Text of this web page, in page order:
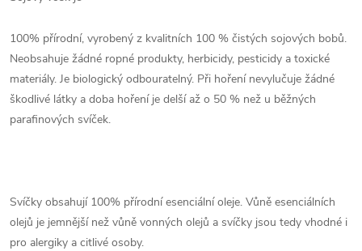
100% přírodní, vyrobený z kvalitních 100 % čistých sojových bobů.
Neobsahuje žádné ropné produkty, herbicidy, pesticidy a toxické
materiály. Je biologický odbouratelný. Při hoření nevylučuje žádné
škodlivé látky a doba hoření je delší až o 50 % než u běžných
parafinových svíček.
Svíčky obsahují 100% přírodní esenciální oleje. Vůně esenciálních
olejů je jemnější než vůně vonných olejů a svíčky jsou tedy vhodné i
pro alergiky a citlivé osoby.